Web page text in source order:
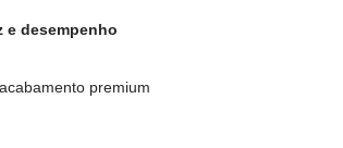
e desempenho
premium